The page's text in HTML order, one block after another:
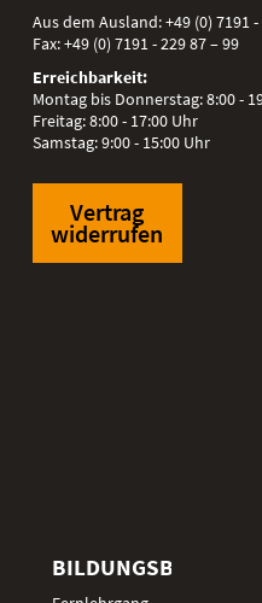
Aus dem Ausland:+49 (0) 7191
Fax:+49 (0) 7191 - 229 87 – 99
Erreichbarkeit:
Montag bis Donnerstag: 8:00 -
Freitag: 8:00 - 17:00 Uhr
Samstag: 9:00 - 15:00 Uhr
Vertrag
widerrufen
BILDUNGSBEREICHE